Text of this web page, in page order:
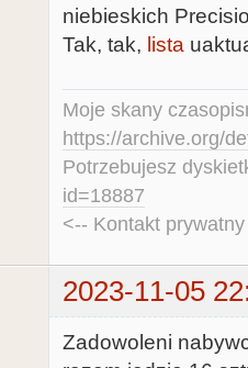
niebieskich
Tak, tak, lista
Moje skany
https://archive.org/
Potrzebujesz
id=18887
<-- Kontakt
2023-11-05
Zadowoleni